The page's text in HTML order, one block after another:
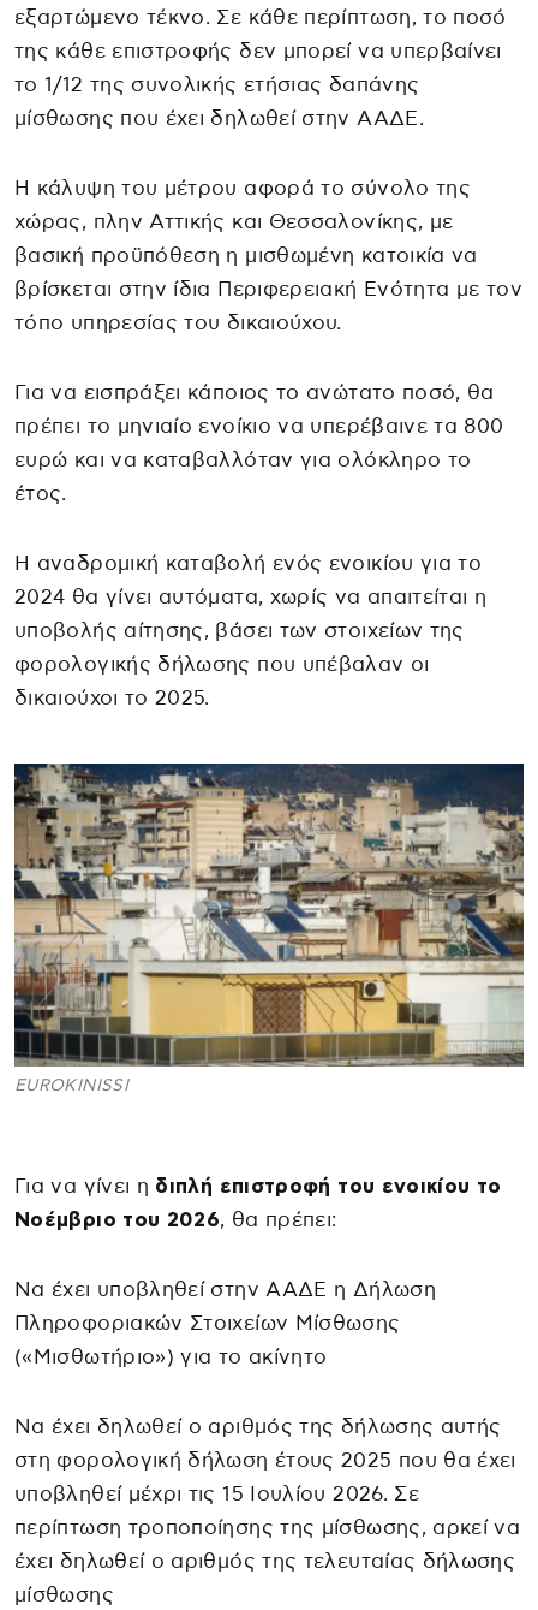
εξαρτώμενο τέκνο. Σε κάθε περίπτωση, το ποσό
της κάθε επιστροφής δεν μπορεί να υπερβαίνει
το 1/12 της συνολικής ετήσιας δαπάνης
μίσθωσης που έχει δηλωθεί στην ΑΑΔΕ.
Η κάλυψη του μέτρου αφορά το σύνολο της
χώρας, πλην Αττικής και Θεσσαλονίκης, με
βασική προϋπόθεση η μισθωμένη κατοικία να
βρίσκεται στην ίδια Περιφερειακή Ενότητα με τον
τόπο υπηρεσίας του δικαιούχου.
Για να εισπράξει κάποιος το ανώτατο ποσό, θα
πρέπει το μηνιαίο ενοίκιο να υπερέβαινε τα 800
ευρώ και να καταβαλλόταν για ολόκληρο το
έτος.
Η αναδρομική καταβολή ενός ενοικίου για το
2024 θα γίνει αυτόματα, χωρίς να απαιτείται η
υποβολής αίτησης, βάσει των στοιχείων της
φορολογικής δήλωσης που υπέβαλαν οι
δικαιούχοι το 2025.
EUROKINISSI
Για να γίνει η διπλή επιστροφή του ενοικίου το
Νοέμβριο του 2026, θα πρέπει:
Να έχει υποβληθεί στην ΑΑΔΕ η Δήλωση
Πληροφοριακών Στοιχείων Μίσθωσης
(«Μισθωτήριο») για το ακίνητο
Να έχει δηλωθεί ο αριθμός της δήλωσης αυτής
στη φορολογική δήλωση έτους 2025 που θα έχει
υποβληθεί μέχρι τις 15 Ιουλίου 2026. Σε
περίπτωση τροποποίησης της μίσθωσης, αρκεί να
έχει δηλωθεί ο αριθμός της τελευταίας δήλωσης
μίσθωσης